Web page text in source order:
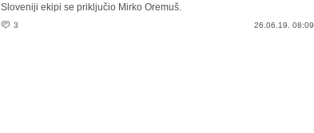
Sloveniji ekipi se priključio Mirko Oremuš.
3 26.06.19. 08:09